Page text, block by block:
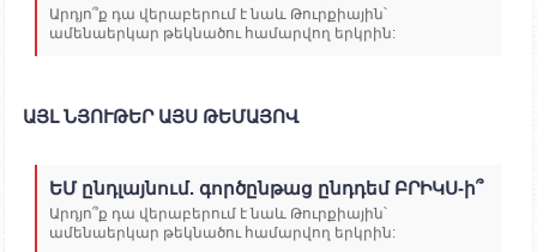
Արդյո՞ք դա վերաբերում է նաև Թուրքիային՝
ամենաերկար թեկնածու համարվող երկրին:
ԱՅԼ ՆՅՈՒԹԵՐ ԱՅՍ ԹԵՄԱՅՈՎ
ԵՄ ընդլայնում. գործընթաց ընդդեմ ԲՐԻԿՍ-ի՞
Արդյո՞ք դա վերաբերում է նաև Թուրքիային՝
ամենաերկար թեկնածու համարվող երկրին: